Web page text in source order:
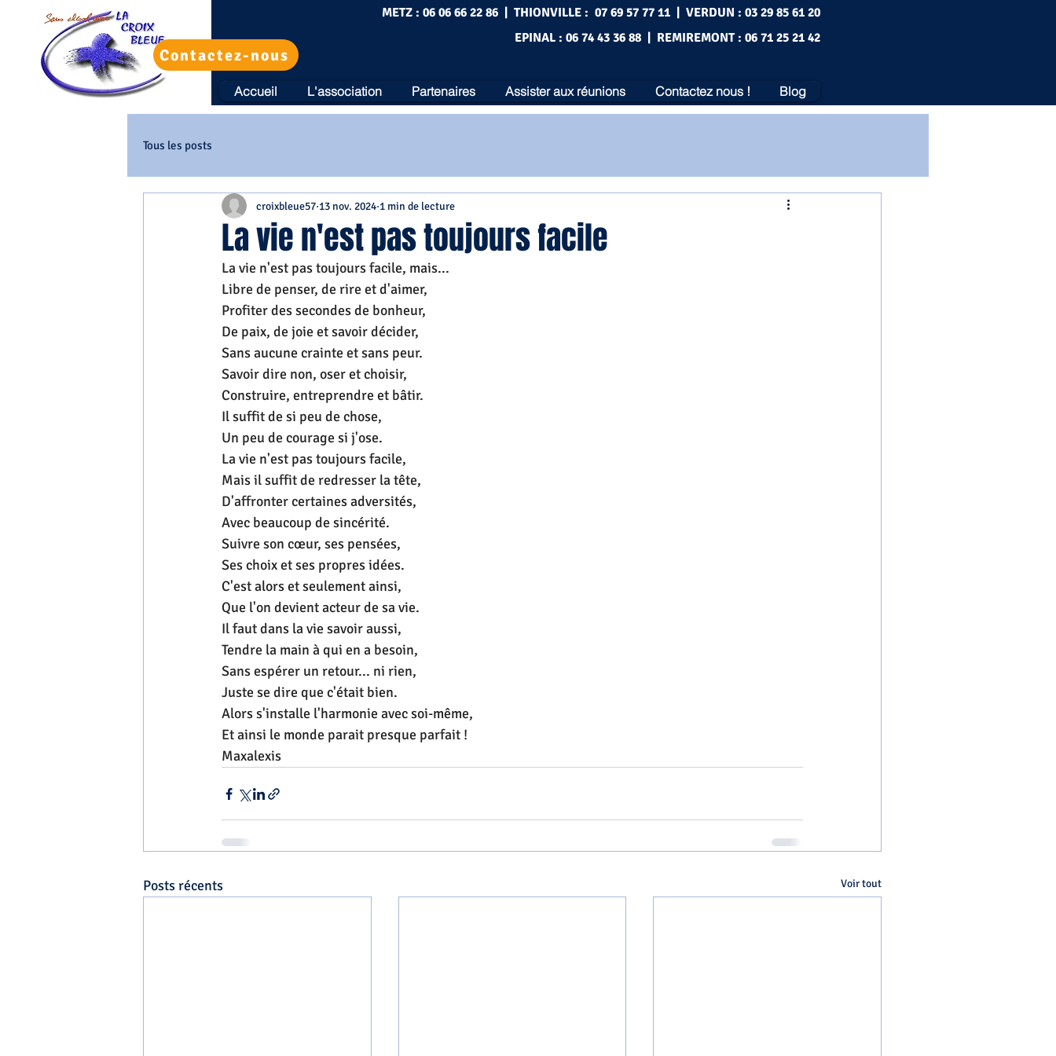
Contactez-nous
Accueil L'association Partenaires Assister aux réunions Contactez nous ! Blog
METZ : 06 06 66 22 86 | THIONVILLE : 07 69 57 77 11 | VERDUN : 03 29 85 61 20
EPINAL : 06 74 43 36 88 | REMIREMONT : 06 71 25 21 42
Tous les posts
La vie n'est pas toujours facile
croixbleue57 13 nov. 2024 1 min de lecture
La vie n'est pas toujours facile, mais...
Libre de penser, de rire et d'aimer,
Profiter des secondes de bonheur,
De paix, de joie et savoir décider,
Sans aucune crainte et sans peur.
Savoir dire non, oser et choisir,
Construire, entreprendre et bâtir.
Il suffit de si peu de chose,
Un peu de courage si j'ose.
La vie n'est pas toujours facile,
Mais il suffit de redresser la tête,
D'affronter certaines adversités,
Avec beaucoup de sincérité.
Suivre son cœur, ses pensées,
Ses choix et ses propres idées.
C'est alors et seulement ainsi,
Que l'on devient acteur de sa vie.
Il faut dans la vie savoir aussi,
Tendre la main à qui en a besoin,
Sans espérer un retour... ni rien,
Juste se dire que c'était bien.
Alors s'installe l'harmonie avec soi-même,
Et ainsi le monde parait presque parfait !
Maxalexis
Posts récents Voir tout